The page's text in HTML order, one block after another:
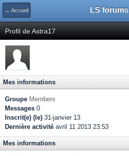
← Accueil LS forums
Profil de Astra17
Mes informations
Groupe Members
Messages 0
Inscrit(e) (le) 31-janvier 13
Dernière activité avril 11 2013 23:53
Mes informations